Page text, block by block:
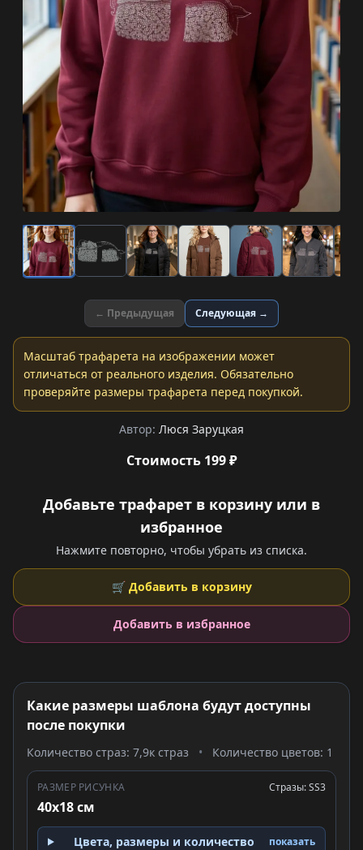
← Предыдущая Следующая →
Масштаб трафарета на изображении может
отличаться от реального изделия. Обязательно
проверяйте размеры трафарета перед покупкой.
Автор: Люся Заруцкая
Стоимость 199 ₽
Добавьте трафарет в корзину или в
избранное
Нажмите повторно, чтобы убрать из списка.
🛒 Добавить в корзину
Добавить в избранное
Какие размеры шаблона будут доступны
после покупки
Количество страз: 7,9к страз • Количество цветов: 1
РАЗМЕР РИСУНКА
40x18 см
Стразы: SS3
Цвета, размеры и количество показать